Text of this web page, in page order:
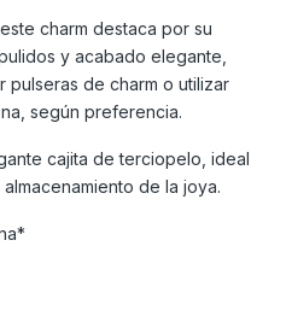
charm destaca por su
y acabado elegante,
de charm o utilizar
según preferencia.
cajita de terciopelo, ideal
de la joya.